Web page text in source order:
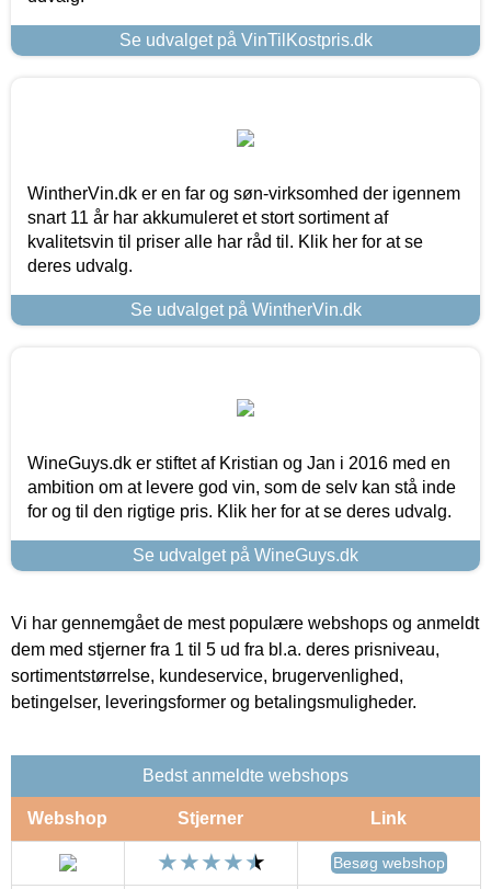
Se udvalget på VinTilKostpris.dk
WintherVin.dk er en far og søn-virksomhed der igennem
snart 11 år har akkumuleret et stort sortiment af
kvalitetsvin til priser alle har råd til. Klik her for at se
deres udvalg.
Se udvalget på WintherVin.dk
WineGuys.dk er stiftet af Kristian og Jan i 2016 med en
ambition om at levere god vin, som de selv kan stå inde
for og til den rigtige pris. Klik her for at se deres udvalg.
Se udvalget på WineGuys.dk
Vi har gennemgået de mest populære webshops og anmeldt
dem med stjerner fra 1 til 5 ud fra bl.a. deres prisniveau,
sortimentstørrelse, kundeservice, brugervenlighed,
betingelser, leveringsformer og betalingsmuligheder.
Bedst anmeldte webshops
Webshop Stjerner Link
Besøg webshop